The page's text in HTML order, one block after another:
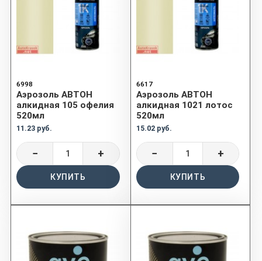
6998
Аэрозоль АВТОН
алкидная 105 офелия
520мл
11.23 руб.
− +
КУПИТЬ
6617
Аэрозоль АВТОН
алкидная 1021 лотос
520мл
15.02 руб.
− +
КУПИТЬ